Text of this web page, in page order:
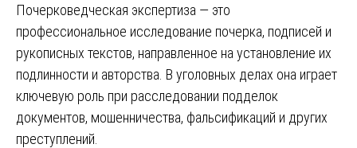
Почерковедческая экспертиза — это
профессиональное исследование почерка, подписей и
рукописных текстов, направленное на установление их
подлинности и авторства. В уголовных делах она играет
ключевую роль при расследовании подделок
документов, мошенничества, фальсификаций и других
преступлений.